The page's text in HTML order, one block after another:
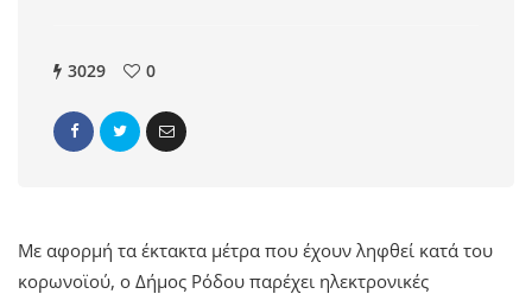
3029 0
Με αφορμή τα έκτακτα μέτρα που έχουν ληφθεί κατά του
κορωνοϊού, ο Δήμος Ρόδου παρέχει ηλεκτρονικές